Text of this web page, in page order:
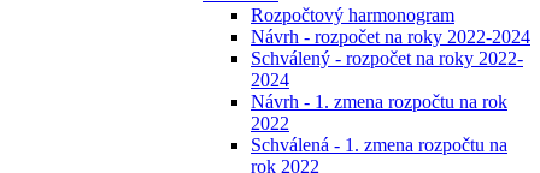
Rozpočtový harmonogram
Návrh - rozpočet na roky 2022-2024
Schválený - rozpočet na roky 2022-
2024
Návrh - 1. zmena rozpočtu na rok
2022
Schválená - 1. zmena rozpočtu na
rok 2022